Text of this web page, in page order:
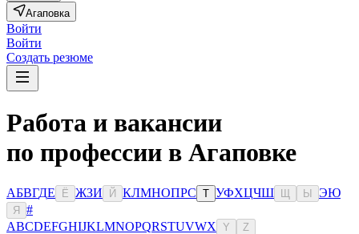
Агаповка
Войти
Войти
Создать резюме
Работа и вакансии
по профессии в Агаповке
АБВГДЕ Ё ЖЗИ Й КЛМНОПРС Т УФХЦЧШ Ы ЭЮ
Я
#
ABCDEFGHIJKLMNOPQRSTUVWX Y Z